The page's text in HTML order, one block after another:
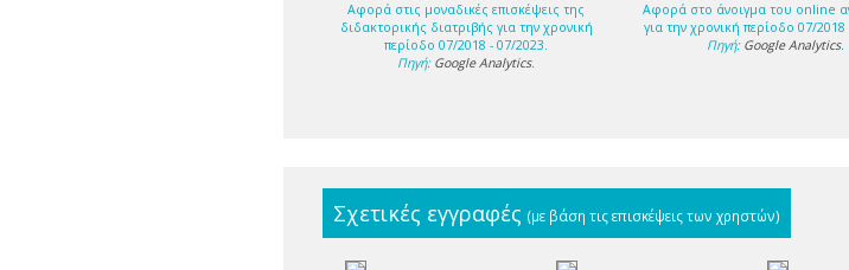
Αφορά στις μοναδικές επισκέψεις της
διδακτορικής διατριβής για την χρονική
περίοδο 07/2018 - 07/2023.
Πηγή: Google Analytics.
Αφορά στο άνοιγμα του online
για την χρονική περίοδο 07/2018
Πηγή: Google Analytics.
Σχετικές εγγραφές (με βάση τις επισκέψεις των χρηστών)